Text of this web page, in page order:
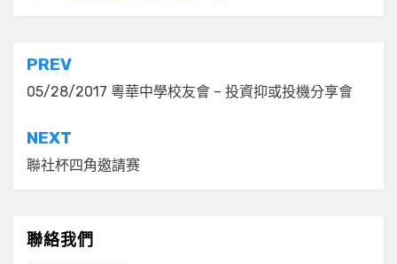
文
章
導
覽
PREV
05/28/2017 粵華中學校友會 – 投資抑或投機分享會
NEXT
聯社杯四角邀請赛
聯絡我們